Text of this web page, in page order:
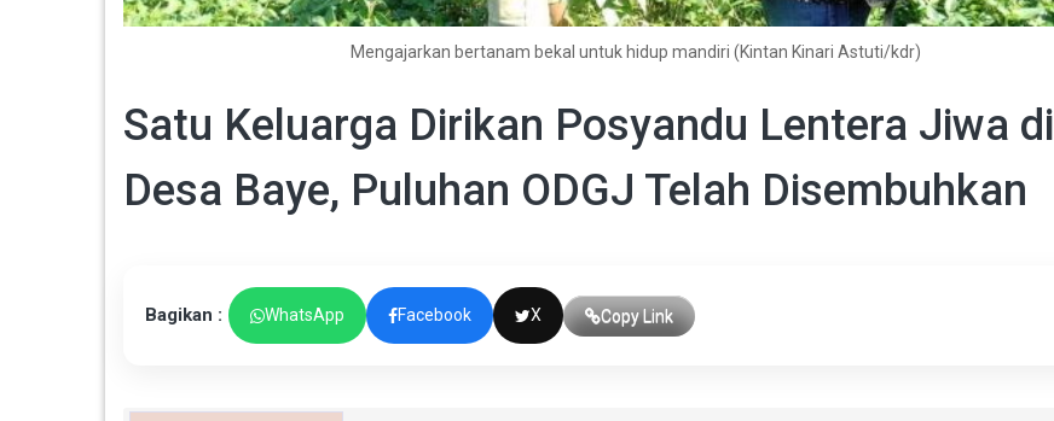
Mengajarkan bertanam bekal untuk hidup mandiri (Kintan Kinari Astuti/kdr)
Satu Keluarga Dirikan Posyandu Lentera Jiwa di
Desa Baye, Puluhan ODGJ Telah Disembuhkan
Bagikan : WhatsApp Facebook X Copy Link